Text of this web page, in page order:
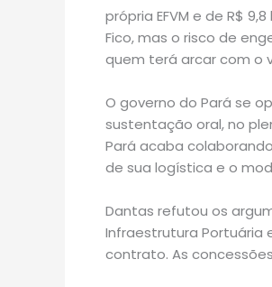
própria EFVM e de R$
Fico, mas o risco de
quem terá arcar com o
O governo do Pará se
sustentação oral, no
Pará acaba
de sua logística e o
Dantas refutou os
Infraestrutura Portuária
contrato. As